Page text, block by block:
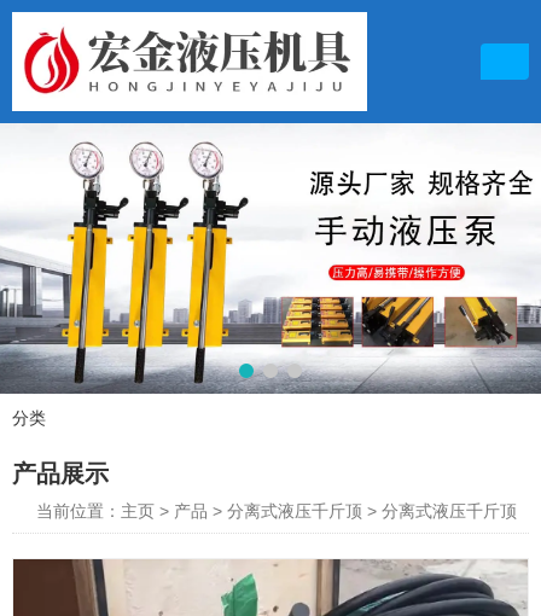
联系电话
15153418902
邮箱地址
分类
产品展示
当前位置：主页 > 产品 > 分离式液压千斤顶 > 分离式液压千斤顶